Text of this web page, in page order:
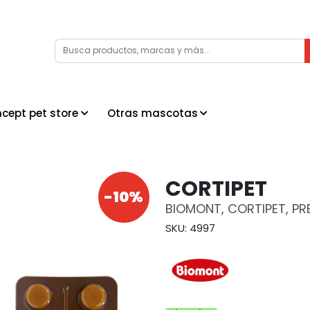
pet store Otras mascotas
-10% CORTIPET
BIOMONT, CORTIPET,
SKU: 4997